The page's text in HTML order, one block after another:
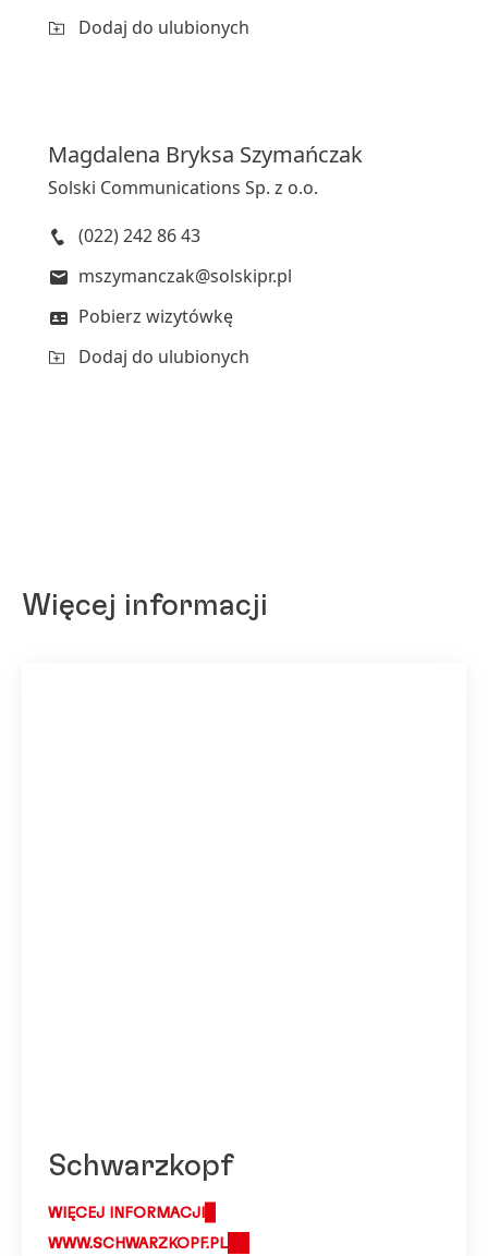
Dodaj do ulubionych
Magdalena Bryksa Szymańczak
Solski Communications Sp. z o.o.
(022) 242 86 43
mszymanczak@solskipr.pl
Pobierz wizytówkę
Dodaj do ulubionych
Więcej informacji
Schwarzkopf
WIĘCEJ INFORMACJI
WWW.SCHWARZKOPF.PL